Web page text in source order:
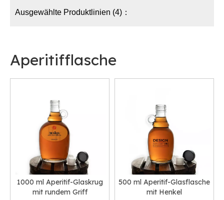
Ausgewählte Produktlinien (4)：
Aperitifflasche
1000 ml Aperitif-Glaskrug
mit rundem Griff
500 ml Aperitif-Glasflasche
mit Henkel